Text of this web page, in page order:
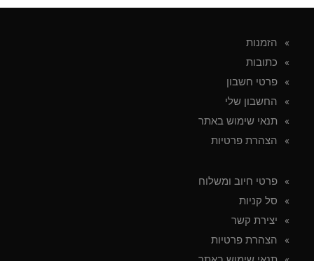
הזמנות
כתובות
פרטי חשבון
החשבון שלי
תנאי שימוש באתר
הצהרת פרטיות
פרטי חיוב ומשלוח
סל קניות
יצירת קשר
הצהרת פרטיות